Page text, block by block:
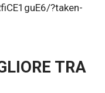
?taken-
TRA